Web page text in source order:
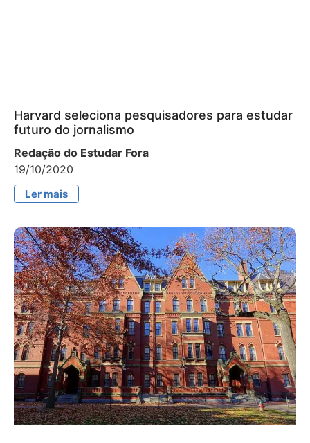
Harvard seleciona pesquisadores para estudar
futuro do jornalismo
Redação do Estudar Fora
19/10/2020
Ler mais